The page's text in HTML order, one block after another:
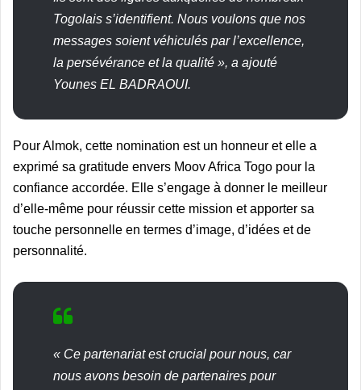
Togolais s’identifient. Nous voulons que nos
messages soient véhiculés par l’excellence,
la persévérance et la qualité », a ajouté
Younes EL BADRAOUI.
Pour Almok, cette nomination est un honneur et elle a
exprimé sa gratitude envers Moov Africa Togo pour la
confiance accordée. Elle s’engage à donner le meilleur
d’elle-même pour réussir cette mission et apporter sa
touche personnelle en termes d’image, d’idées et de
personnalité.
« Ce partenariat est crucial pour nous, car
nous avons besoin de partenaires pour